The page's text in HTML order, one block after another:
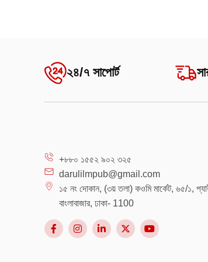
২৪/৭ সাপোর্ট
+৮৮০ ১৫৫২ ৯০২ ৩২৫
darulilmpub@gmail.com
১৫ নং দোকান, (৩য় তলা) কওমি মার্কেট, ৬৫/১,
বাংলাবাজার, ঢাকা- 1100